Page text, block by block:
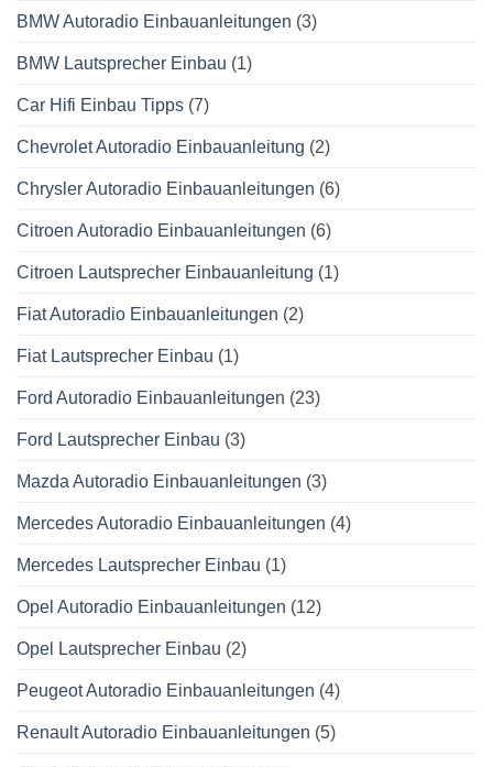
BMW Autoradio Einbauanleitungen (3)
BMW Lautsprecher Einbau (1)
Car Hifi Einbau Tipps (7)
Chevrolet Autoradio Einbauanleitung (2)
Chrysler Autoradio Einbauanleitungen (6)
Citroen Autoradio Einbauanleitungen (6)
Citroen Lautsprecher Einbauanleitung (1)
Fiat Autoradio Einbauanleitungen (2)
Fiat Lautsprecher Einbau (1)
Ford Autoradio Einbauanleitungen (23)
Ford Lautsprecher Einbau (3)
Mazda Autoradio Einbauanleitungen (3)
Mercedes Autoradio Einbauanleitungen (4)
Mercedes Lautsprecher Einbau (1)
Opel Autoradio Einbauanleitungen (12)
Opel Lautsprecher Einbau (2)
Peugeot Autoradio Einbauanleitungen (4)
Renault Autoradio Einbauanleitungen (5)